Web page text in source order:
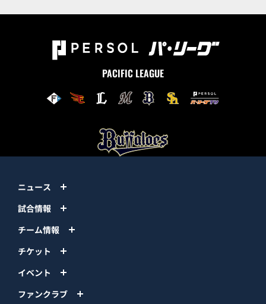
PACIFIC LEAGUE
ニュース
試合情報
チーム情報
チケット
イベント
ファンクラブ